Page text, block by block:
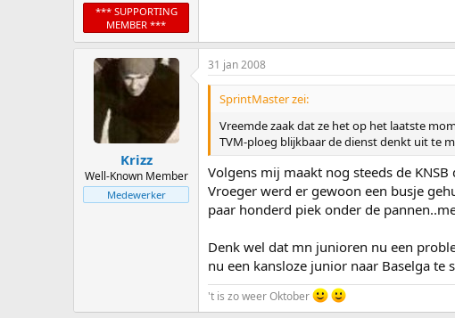
*** SUPPORTING
MEMBER ***
Krizz
Well-Known Member
Medewerker
31 jan 2008
SprintMaster zei:
Vreemde zaak dat ze het op het laatste
TVM-ploeg blijkbaar de dienst denkt uit te
Volgens mij maakt nog steeds de
Vroeger werd er gewoon een busje
paar honderd piek onder de
Denk wel dat mn junioren nu een
nu een kansloze junior naar Baselga te
't is zo weer Oktober